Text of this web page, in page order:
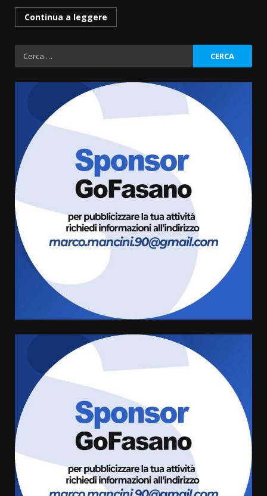
Continua a leggere
Ricerca
per:
“I Contestatori: Musica di
Rivoluzione”: nuovo
appuntamento con “Fasano in
Banda”
7 Agosto 2026 06:05
US Fasano, Scianaro: “Profonda
amarezza per esclusione dal
campionato di calcio”
Fasanese ferito a colpi di arma
da fuoco
6 Agosto 2026 18:13
Carta d’identità: continua il piano
di aperture straordinarie del
Comune di Fasano
6 Agosto 2026 14:16
Grazia Neglia, coordinatrice
cittadina di Fratelli d’Italia,